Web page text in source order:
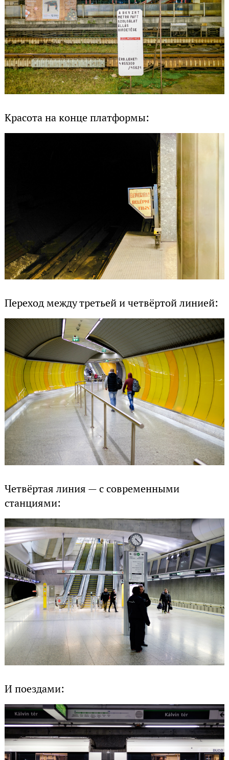
Красота на конце платформы:
Переход между третьей и четвёртой линией:
Четвёртая линия — с современными
станциями:
И поездами: